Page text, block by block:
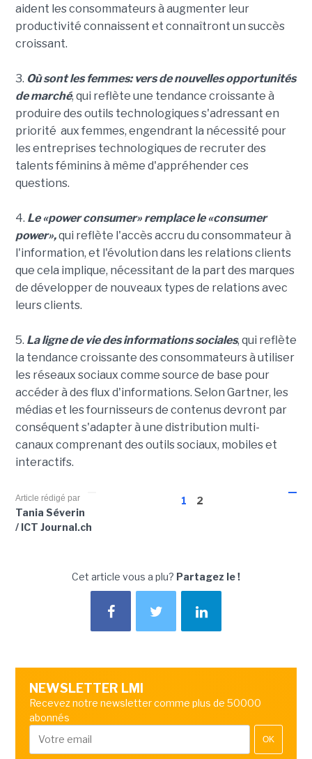
aident les consommateurs à augmenter leur
productivité connaissent et connaîtront un succès
croissant.
3. Où sont les femmes: vers de nouvelles opportunités
de marché, qui reflète une tendance croissante à
produire des outils technologiques s'adressant en
priorité aux femmes, engendrant la nécessité pour
les entreprises technologiques de recruter des
talents féminins à même d'appréhender ces
questions.
4. Le «power consumer» remplace le «consumer
power»,qui reflète l'accès accru du consommateur à
l'information, et l'évolution dans les relations clients
que cela implique, nécessitant de la part des marques
de développer de nouveaux types de relations avec
leurs clients.
5. La ligne de vie des informations sociales, qui reflète
la tendance croissante des consommateurs à utiliser
les réseaux sociaux comme source de base pour
accéder à des flux d'informations. Selon Gartner, les
médias et les fournisseurs de contenus devront par
conséquent s'adapter à une distribution multi-
canaux comprenant des outils sociaux, mobiles et
interactifs.
1 2
Article rédigé par
Tania Séverin
/ ICT Journal.ch
Cet article vous a plu? Partagez le !
NEWSLETTER LMI
Recevez notre newsletter comme plus de 50000
abonnés
OK